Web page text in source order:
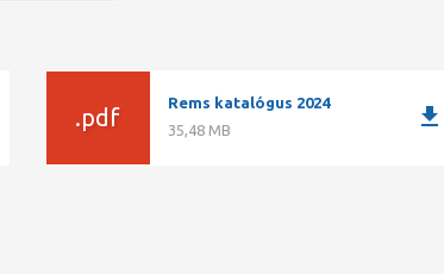
.pdf
Rems katalógus 2024
35,48 MB
download